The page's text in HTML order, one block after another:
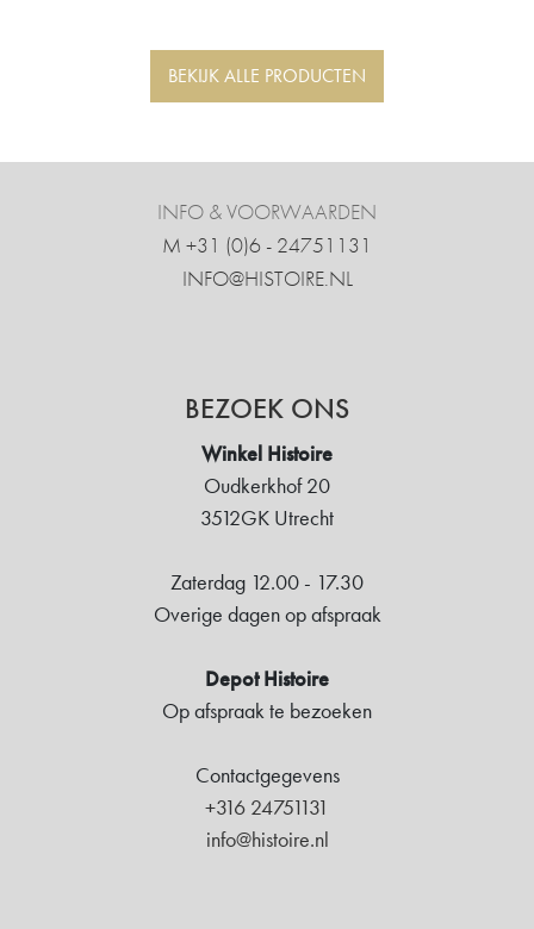
BEKIJK ALLE PRODUCTEN
INFO & VOORWAARDEN
M +31 ‍(0)6 - 24751131
INFO@HISTOIRE.NL
BEZOEK ONS
Winkel Histoire
Oudkerkhof 20
3512GK Utrecht
Zaterdag 12.00 - 17.30
Overige dagen op afspraak
Depot Histoire
Op afspraak te bezoeken
Contactgegevens
+316 24751131
info@histoire.nl